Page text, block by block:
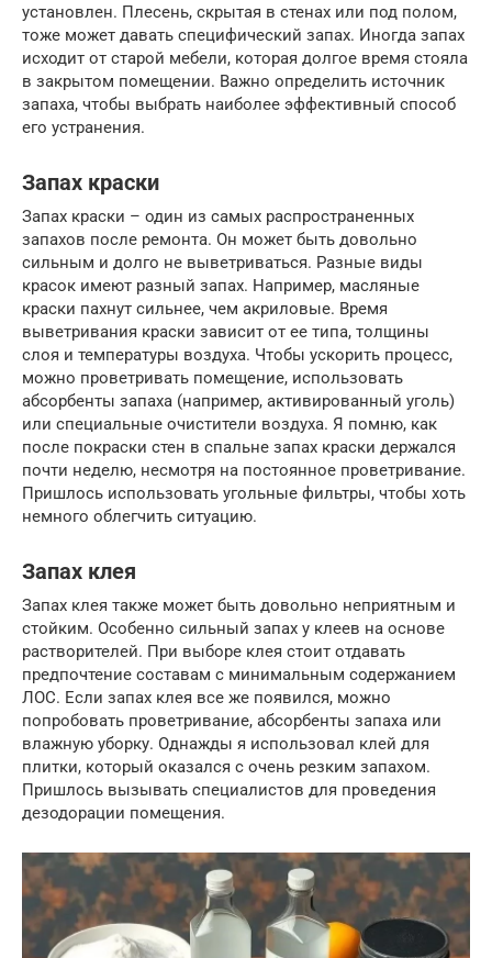
установлен. Плесень, скрытая в стенах или под полом,
тоже может давать специфический запах. Иногда запах
исходит от старой мебели, которая долгое время стояла
в закрытом помещении. Важно определить источник
запаха, чтобы выбрать наиболее эффективный способ
его устранения.
Запах краски
Запах краски – один из самых распространенных
запахов после ремонта. Он может быть довольно
сильным и долго не выветриваться. Разные виды
красок имеют разный запах. Например, масляные
краски пахнут сильнее, чем акриловые. Время
выветривания краски зависит от ее типа, толщины
слоя и температуры воздуха. Чтобы ускорить процесс,
можно проветривать помещение, использовать
абсорбенты запаха (например, активированный уголь)
или специальные очистители воздуха. Я помню, как
после покраски стен в спальне запах краски держался
почти неделю, несмотря на постоянное проветривание.
Пришлось использовать угольные фильтры, чтобы хоть
немного облегчить ситуацию.
Запах клея
Запах клея также может быть довольно неприятным и
стойким. Особенно сильный запах у клеев на основе
растворителей. При выборе клея стоит отдавать
предпочтение составам с минимальным содержанием
ЛОС. Если запах клея все же появился, можно
попробовать проветривание, абсорбенты запаха или
влажную уборку. Однажды я использовал клей для
плитки, который оказался с очень резким запахом.
Пришлось вызывать специалистов для проведения
дезодорации помещения.